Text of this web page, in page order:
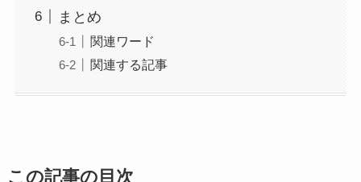
まとめ
関連ワード
関連する記事
この記事の目次